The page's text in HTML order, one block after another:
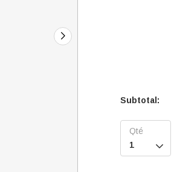
Subtotal:
